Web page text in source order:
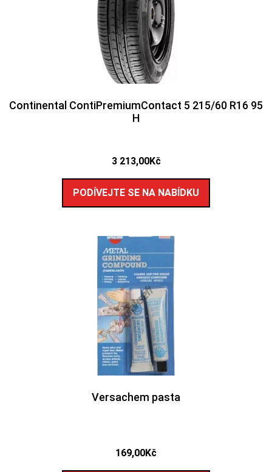
Continental ContiPremiumContact 5 215/60 R16 95
H
3 213,00Kč
PODÍVEJTE SE NA NABÍDKU
Versachem pasta
169,00Kč